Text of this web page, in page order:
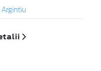
Argintiu